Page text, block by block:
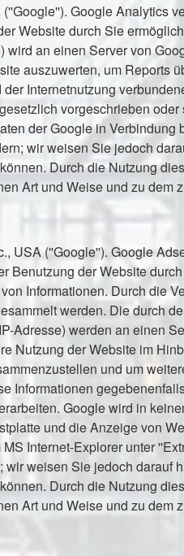
Google Analytics
Website durch Sie
an einen Server von
auszuwerten, um Reports
Internetnutzung
vorgeschrieben
der Google in
wir weisen Sie jedoch
Durch die Nutzung
Art und Weise und zu dem
USA (''Google''). Google
Benutzung der Website
Informationen. Durch die
werden. Die durch
Adresse) werden an einen
Nutzung der Website im
und um
Informationen
Google wird in
und die Anzeige von
Internet-Explorer unter
weisen Sie jedoch darauf
Durch die Nutzung
Art und Weise und zu dem